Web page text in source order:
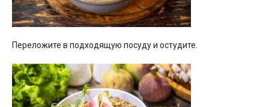
Переложите в подходящую посуду и остудите.